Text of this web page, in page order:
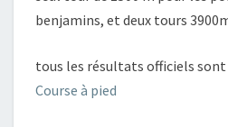
benjamins, et deux tours
tous les résultats officiels sont
Course à pied